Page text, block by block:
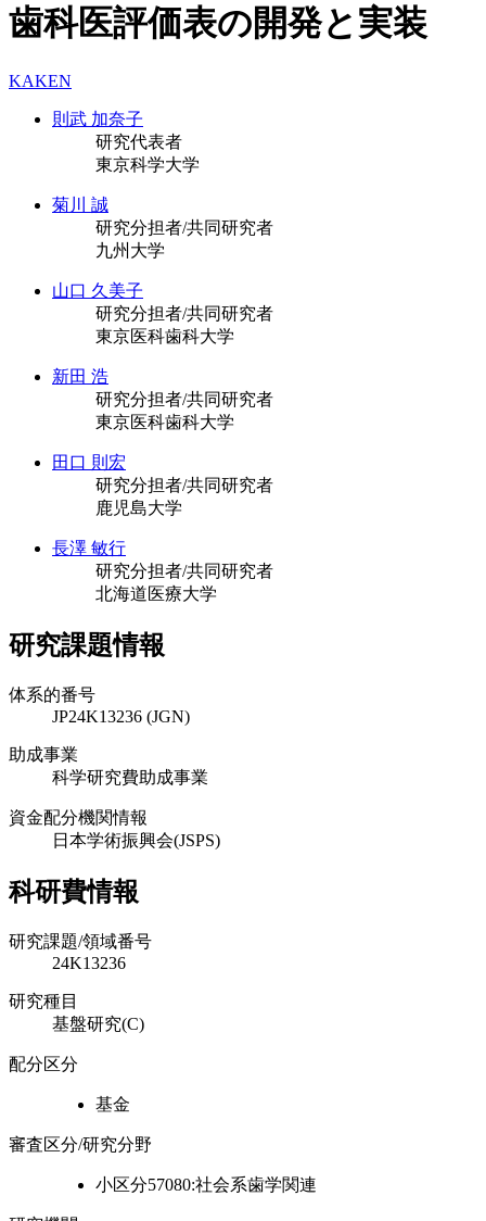
歯科医評価表の開発と実装
KAKEN
則武 加奈子
研究代表者
東京科学大学
菊川 誠
研究分担者/共同研究者
九州大学
山口 久美子
研究分担者/共同研究者
東京医科歯科大学
新田 浩
研究分担者/共同研究者
東京医科歯科大学
田口 則宏
研究分担者/共同研究者
鹿児島大学
長澤 敏行
研究分担者/共同研究者
北海道医療大学
研究課題情報
体系的番号
JP24K13236 (JGN)
助成事業
科学研究費助成事業
資金配分機関情報
日本学術振興会(JSPS)
科研費情報
研究課題/領域番号
24K13236
研究種目
基盤研究(C)
配分区分
基金
審査区分/研究分野
小区分57080:社会系歯学関連